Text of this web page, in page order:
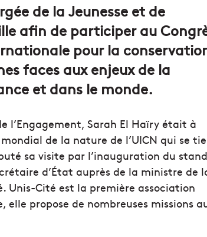
de la Jeunesse et de
afin de participer au
pour la
faces aux enjeux de la
et dans le monde.
l’Engagement, Sarah El Haïry était à
de la nature de l’UICN qui se
sa visite par l’inauguration du stand
d’État auprès de la ministre de
Unis-Cité est la première association
elle propose de nombreuses missions